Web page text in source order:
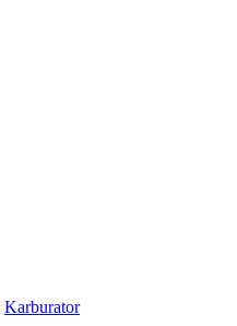
Karburator